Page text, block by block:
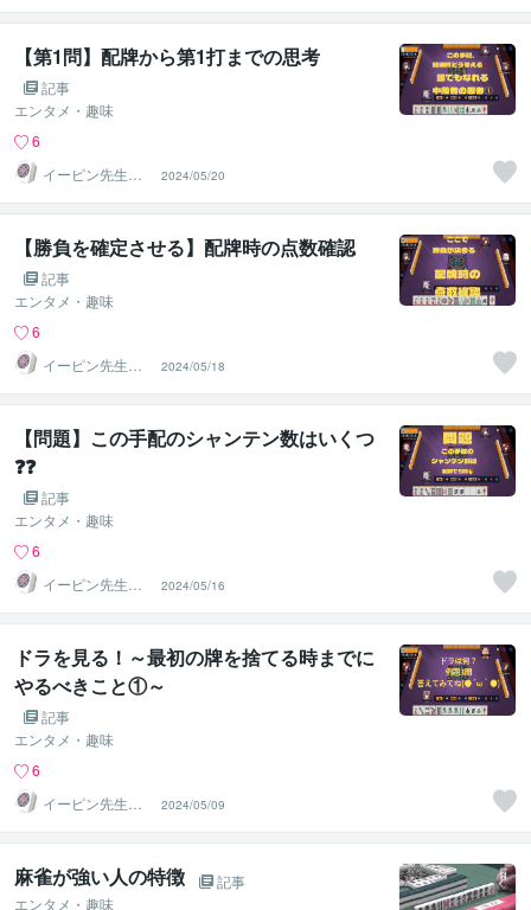
持者
【第1問】配牌から第1打までの思考
記事
エンタメ・趣味
6
イーピン先生＠
麻雀段位検定保
持者
2024/05/20
【勝負を確定させる】配牌時の点数確認
記事
エンタメ・趣味
6
イーピン先生＠
麻雀段位検定保
持者
2024/05/18
【問題】この手配のシャンテン数はいくつ
❓❓
記事
エンタメ・趣味
6
イーピン先生＠
麻雀段位検定保
持者
2024/05/16
ドラを見る！～最初の牌を捨てる時までに
やるべきこと①～
記事
エンタメ・趣味
6
イーピン先生＠
麻雀段位検定保
持者
2024/05/09
麻雀が強い人の特徴
記事
エンタメ・趣味